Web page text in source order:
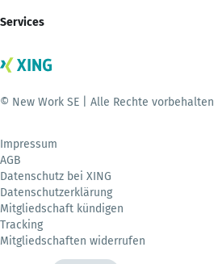
Services
© New Work SE | Alle Rechte vorbehalten
Impressum
AGB
Datenschutz bei XING
Datenschutzerklärung
Mitgliedschaft kündigen
Tracking
Mitgliedschaften widerrufen